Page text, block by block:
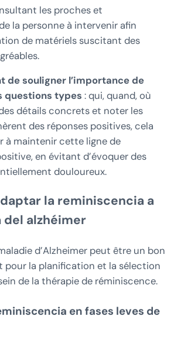
les proches et
la personne à intervenir afin
de matériels suscitant des
de souligner l’importance de
questions types : qui, quand, où
détails concrets et noter les
des réponses positives, cela
à maintenir cette ligne de
en évitant d’évoquer des
douloureux.
la reminiscencia a
del alzhéimer
d’Alzheimer peut être un bon
pour la planification et la sélection
de la thérapie de réminiscence.
en fases leves de